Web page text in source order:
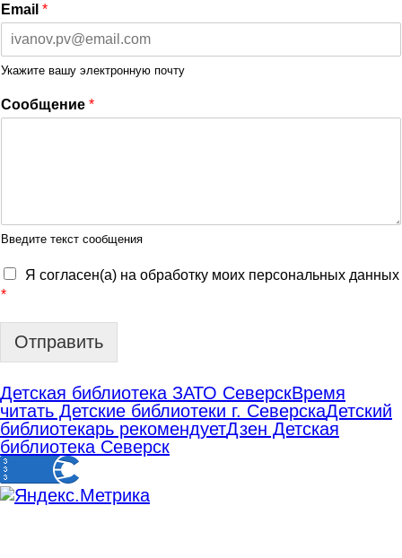
Email *
Укажите вашу электронную почту
Сообщение *
Введите текст сообщения
Я согласен(а) на обработку моих персональных данных
*
Отправить
Детская библиотека ЗАТО СеверскВремя
читать Детские библиотеки г. СеверскаДетский
библиотекарь рекомендуетДзен Детская
библиотека Северск